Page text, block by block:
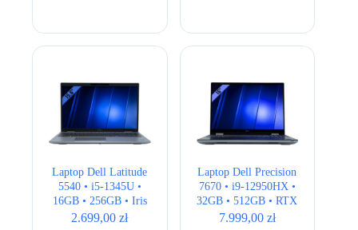
Laptop Dell Latitude
5540 • i5-1345U •
16GB • 256GB • Iris
Xe • 15,6″ Full HD •
2.699,00zł
Laptop Dell Precision
7670 • i9-12950HX •
32GB • 512GB • RTX
3080Ti 16GB • 16″
7.999,00 zł